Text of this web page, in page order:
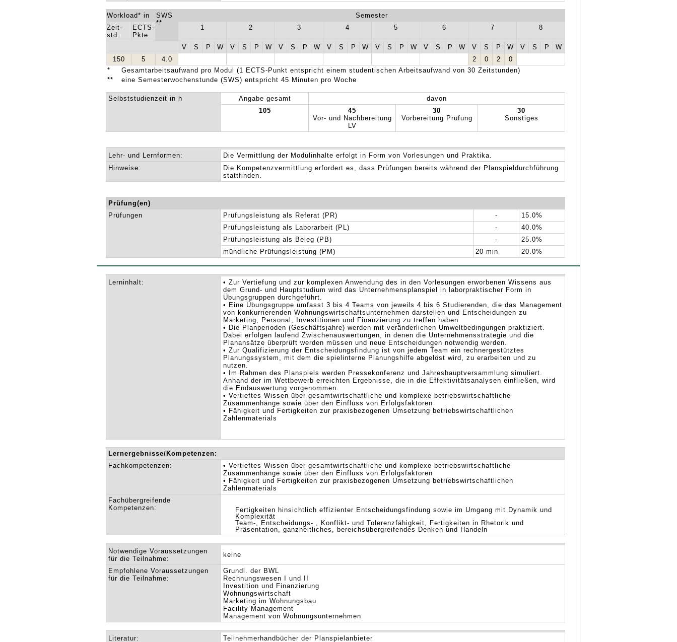
Workload* in
SWS
**
Semester
Zeit-
std.
ECTS-
Pkte
1 2 3 4 5 6 7 8
V S P W V S P W V S P W V S P W V S P W V S P W V S P W V S P
W
150
5 4.0 2 0 2
0
*
Gesamtarbeitsaufwand pro Modul (1 ECTS-Punkt entspricht einem studentischen Arbeitsaufwand von 30 Zeitstunden)
**
eine Semesterwochenstunde (SWS) entspricht 45 Minuten pro Woche
Selbststudienzeit in h Angabe gesamt
davon
105
45
Vor- und Nachbereitung
LV
30
Vorbereitung Prüfung
30
Sonstiges
Lehr- und Lernformen:
Die Vermittlung der Modulinhalte erfolgt in Form von Vorlesungen und Praktika.
Hinweise:
Die Kompetenzvermittlung erfordert es, dass Prüfungen bereits während der Planspieldurchführung
stattfinden.
Prüfung(en)
Prüfungen
Prüfungsleistung als Referat (PR) -
15.0%
Prüfungsleistung als Laborarbeit (PL)
-
40.0%
Prüfungsleistung als Beleg (PB)
-
25.0%
mündliche Prüfungsleistung (PM)
20 min 20.0%
Lerninhalt:
• Zur Vertiefung und zur komplexen Anwendung des in den Vorlesungen erworbenen Wissens aus
dem Grund- und Hauptstudium wird das Unternehmensplanspiel in laborpraktischer Form in
Übungsgruppen durchgeführt.
• Eine Übungsgruppe umfasst 3 bis 4 Teams von jeweils 4 bis 6 Studierenden, die das Management
von konkurrierenden Wohnungswirtschaftsunternehmen darstellen und Entscheidungen zu
Marketing, Personal, Investitionen und Finanzierung zu treffen haben
• Die Planperioden (Geschäftsjahre) werden mit veränderlichen Umweltbedingungen praktiziert.
Dabei erfolgen laufend Zwischenauswertungen, in denen die Unternehmensstrategie und die
Planansätze überprüft werden müssen und neue Entscheidungen notwendig werden.
• Zur Qualifizierung der Entscheidungsfindung ist von jedem Team ein rechnergestütztes
Planungssystem, mit dem die spielinterne Planungshilfe abgelöst wird, zu erarbeiten und zu
nutzen.
• Im Rahmen des Planspiels werden Pressekonferenz und Jahreshauptversammlung simuliert.
Anhand der im Wettbewerb erreichten Ergebnisse, die in die Effektivitätsanalysen einfließen, wird
die Endauswertung vorgenommen.
• Vertieftes Wissen über gesamtwirtschaftliche und komplexe betriebswirtschaftliche
Zusammenhänge sowie über den Einfluss von Erfolgsfaktoren
• Fähigkeit und Fertigkeiten zur praxisbezogenen Umsetzung betriebswirtschaftlichen
Zahlenmaterials
Lernergebnisse/Kompetenzen:
Fachkompetenzen:
• Vertieftes Wissen über gesamtwirtschaftliche und komplexe betriebswirtschaftliche
Zusammenhänge sowie über den Einfluss von Erfolgsfaktoren
• Fähigkeit und Fertigkeiten zur praxisbezogenen Umsetzung betriebswirtschaftlichen
Zahlenmaterials
Fachübergreifende
Kompetenzen:
Fertigkeiten hinsichtlich effizienter Entscheidungsfindung sowie im Umgang mit Dynamik und
Komplexität
Team-, Entscheidungs- , Konflikt- und Tolerenzfähigkeit, Fertigkeiten in Rhetorik und
Präsentation, ganzheitliches, bereichsübergreifendes Denken und Handeln
Notwendige Voraussetzungen
für die Teilnahme:
keine
Empfohlene Voraussetzungen
für die Teilnahme:
Grundl. der BWL
Rechnungswesen I und II
Investition und Finanzierung
Wohnungswirtschaft
Marketing im Wohnungsbau
Facility Management
Management von Wohnungsunternehmen
Literatur: Teilnehmerhandbücher der Planspielanbieter